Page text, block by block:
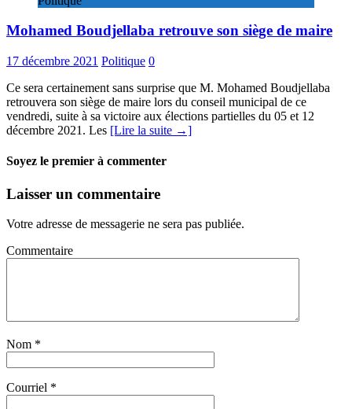
Mohamed Boudjellaba retrouve son siège de maire
17 décembre 2021 Politique 0
Ce sera certainement sans surprise que M. Mohamed Boudjellaba
retrouvera son siège de maire lors du conseil municipal de ce
vendredi, suite à sa victoire aux élections partielles du 05 et 12
décembre 2021. Les [Lire la suite →]
Soyez le premier à commenter
Laisser un commentaire
Votre adresse de messagerie ne sera pas publiée.
Commentaire
Nom *
Courriel *